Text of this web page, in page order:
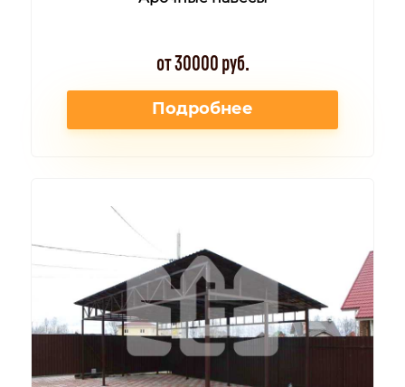
от 30000 руб.
Подробнее